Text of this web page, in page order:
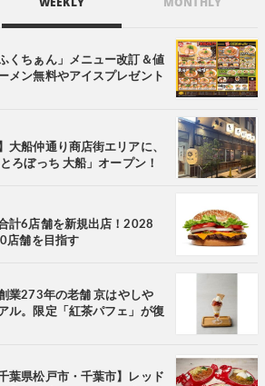
くちぁん」メニュー改訂＆値
メン無料やアイスプレゼント
大船仲通り商店街エリアに、
ろぼっち 大船」オープン！
計6店舗を新規出店！2028
店舗を目指す
業273年の老舗 京はやしや
ル。限定「紅茶パフェ」が復
葉県松戸市・千葉市】レッド